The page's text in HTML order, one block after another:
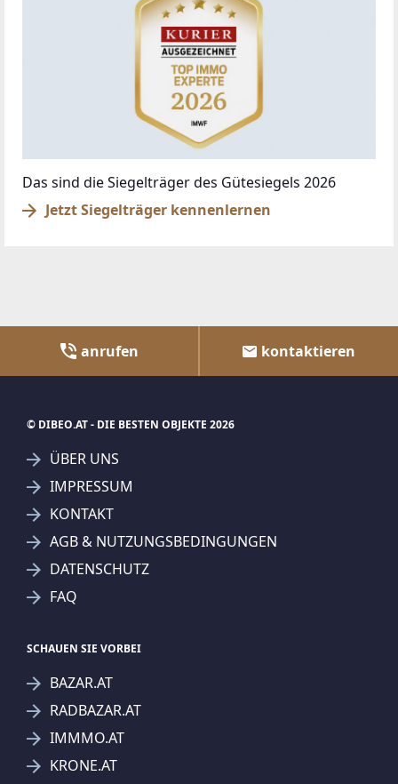
Das sind die Siegelträger des Gütesiegels 2026
Jetzt Siegelträger kennenlernen
anrufen kontaktieren
© DIBEO.AT - DIE BESTEN OBJEKTE 2026
ÜBER UNS
IMPRESSUM
KONTAKT
AGB & NUTZUNGSBEDINGUNGEN
DATENSCHUTZ
FAQ
SCHAUEN SIE VORBEI
BAZAR.AT
RADBAZAR.AT
IMMMO.AT
KRONE.AT